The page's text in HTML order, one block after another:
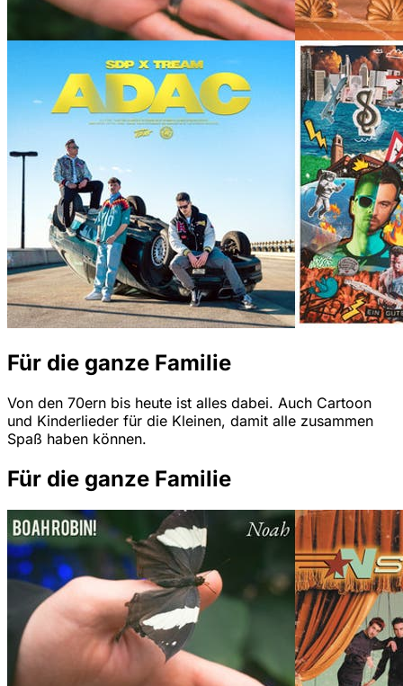
Für die ganze Familie
Von den 70ern bis heute ist alles dabei. Auch Cartoon
und Kinderlieder für die Kleinen, damit alle zusammen
Spaß haben können.
Für die ganze Familie